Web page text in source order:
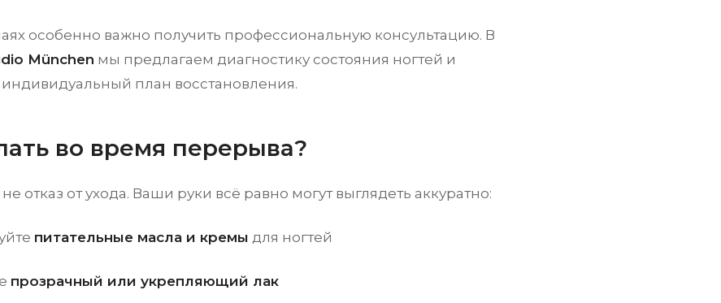
особенно важно получить профессиональную консультацию. В
München мы предлагаем диагностику состояния ногтей и
план восстановления.
во время перерыва?
отказ от ухода. Ваши руки всё равно могут выглядеть аккуратно:
питательные масла и кремы для ногтей
прозрачный или укрепляющий лак